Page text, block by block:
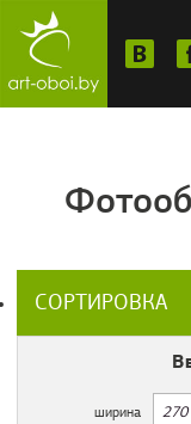
СОРТИРОВКА
ширина